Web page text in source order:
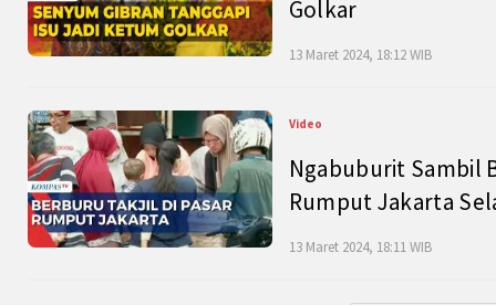
Golkar
13 Maret 2024, 18:12 WIB
Video
Ngabuburit Sambil
Rumput Jakarta
13 Maret 2024, 18:11 WIB